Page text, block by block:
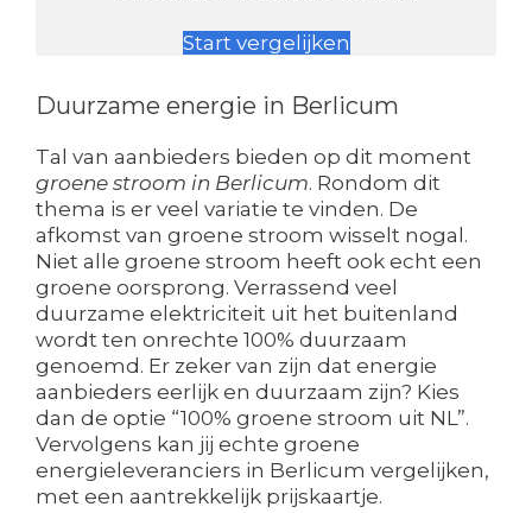
Start vergelijken
Duurzame energie in Berlicum
Tal van aanbieders bieden op dit moment
groene stroom in Berlicum. Rondom dit
thema is er veel variatie te vinden. De
afkomst van groene stroom wisselt nogal.
Niet alle groene stroom heeft ook echt een
groene oorsprong. Verrassend veel
duurzame elektriciteit uit het buitenland
wordt ten onrechte 100% duurzaam
genoemd. Er zeker van zijn dat energie
aanbieders eerlijk en duurzaam zijn? Kies
dan de optie “100% groene stroom uit NL”.
Vervolgens kan jij echte groene
energieleveranciers in Berlicum vergelijken,
met een aantrekkelijk prijskaartje.